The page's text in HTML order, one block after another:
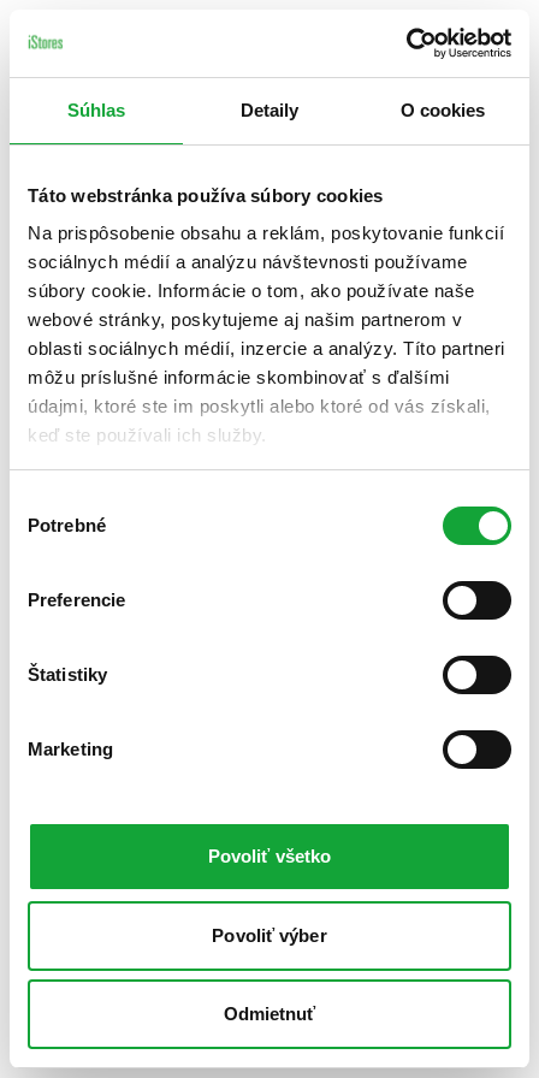
Súhlas Detaily O cookies
Táto webstránka používa súbory cookies
Na prispôsobenie obsahu a reklám, poskytovanie funkcií
sociálnych médií a analýzu návštevnosti používame
súbory cookie. Informácie o tom, ako používate naše
webové stránky, poskytujeme aj našim partnerom v
oblasti sociálnych médií, inzercie a analýzy. Títo partneri
môžu príslušné informácie skombinovať s ďalšími
údajmi, ktoré ste im poskytli alebo ktoré od vás získali,
keď ste používali ich služby.
súhlasu
Potrebné
Preferencie
Štatistiky
Marketing
Povoliť všetko
Povoliť výber
Odmietnuť